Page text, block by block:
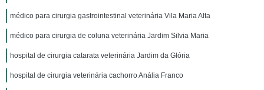
médico para cirurgia gastrointestinal veterinária Vila Maria Alta
médico para cirurgia de coluna veterinária Jardim Silvia Maria
hospital de cirurgia catarata veterinária Jardim da Glória
hospital de cirurgia veterinária cachorro Anália Franco